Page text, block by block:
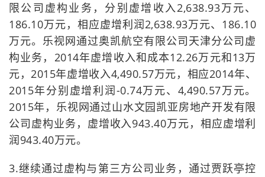
限公司虚构业务，分别虚增收入2,638.93万元、
186.10万元，相应虚增利润2,638.93万元、186.10
万元。乐视网通过奥凯航空有限公司天津分公司虚
构业务，2014年虚增收入和成本12.26万元和13万
元，2015年虚增收入4,490.57万元，相应2014年、
2015年分别虚增利润-0.74万元、4,490.57万元。
2015年，乐视网通过山水文园凯亚房地产开发有限
公司虚构业务，虚增收入943.40万元，相应虚增利
润943.40万元。
3.继续通过虚构与第三方公司业务，通过贾跃亭控